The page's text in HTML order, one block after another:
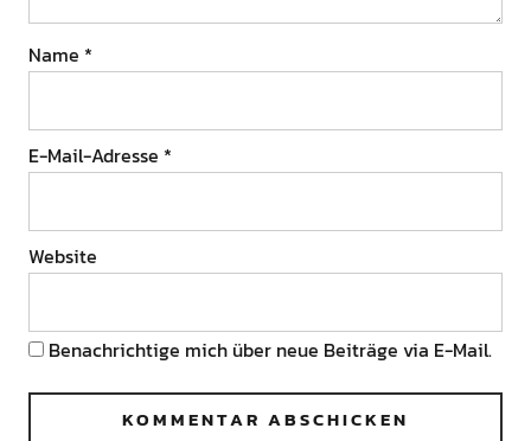
Name *
E-Mail-Adresse *
Website
Benachrichtige mich über neue Beiträge via E-Mail.